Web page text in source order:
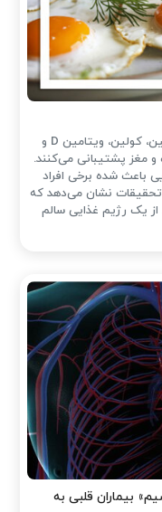
تخم‌مرغ منبع اقتصادی و متنوعی از پروتئین، کولین، ویتامین D و
مغز پشتیبانی می‌کنند.
باعث شده ‌برخی افراد
تحقیقات نشان می‌دهد که
یک رژیم غذایی سالم
بیماران قلبی به